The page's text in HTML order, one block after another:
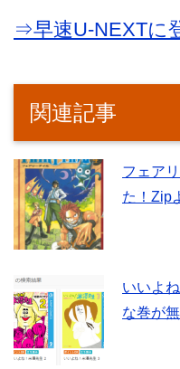
⇒早速U-NEXTに
関連記事
フェア
た！Zip
いいよ
な巻が